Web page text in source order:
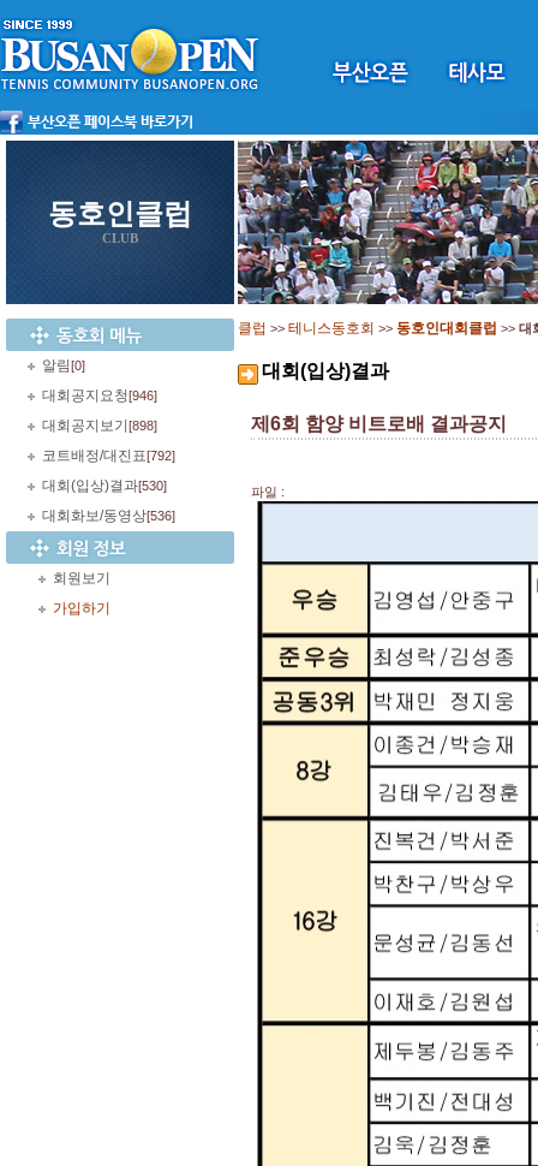
동호인클럽
CLUB
알림[0]
대회공지요청[946]
대회공지보기 [898]
코트배정/대진표[792]
대회(입상)결과[530]
대회화보/동영상[536]
회원보기
가입하기
클럽 >> 테니스동호회 >> 동호인대회클럽 >> 대
대회(입상)결과
제6회 함양 비트로배 결과공지
파일 :